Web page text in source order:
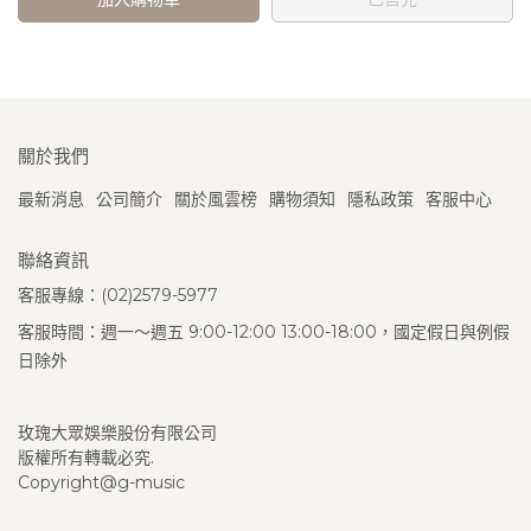
關於我們
最新消息 公司簡介 關於風雲榜 購物須知 隱私政策 客服中心
聯絡資訊
客服專線：(02)2579-5977
客服時間：週一～週五 9:00-12:00 13:00-18:00，國定假日與例假
日除外
玫瑰大眾娛樂股份有限公司
版權所有轉載必究.
Copyright@g-music